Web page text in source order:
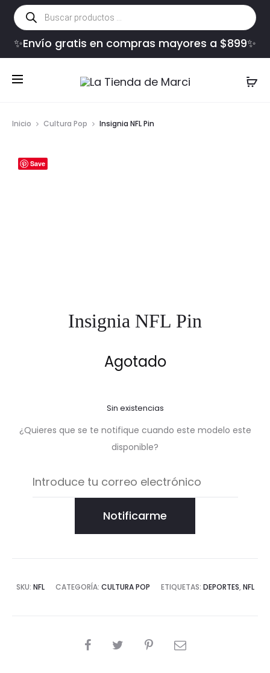
Búsqueda
de
productos
✨Envío gratis en compras mayores a $899✨
Inicio Cultura Pop Insignia NFL Pin
Save
Insignia NFL Pin
Agotado
Sin existencias
¿Quieres que se te notifique cuando este modelo este
disponible?
Notificarme
SKU: NFL CATEGORÍA: CULTURA POP ETIQUETAS: DEPORTES, NFL
COMPARTIR